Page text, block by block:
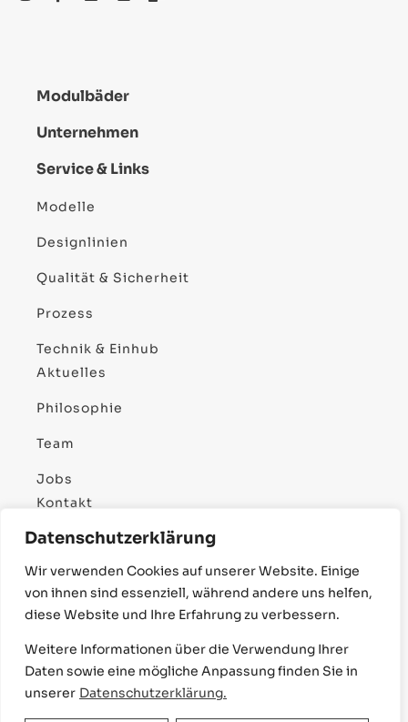
Datenschutzerklärung
Wir verwenden Cookies auf unserer Website. Einige
von ihnen sind essenziell, während andere uns helfen,
diese Website und Ihre Erfahrung zu verbessern.
Weitere Informationen über die Verwendung Ihrer
Daten sowie eine mögliche Anpassung finden Sie in
unserer Datenschutzerklärung.
Modulbäder
Unternehmen
Service & Links
Modelle
Designlinien
Qualität & Sicherheit
Prozess
Technik & Einhub
Aktuelles
Philosophie
Team
Jobs
Kontakt
Impressum
Datenschutz
Barrierefreiheitserklärung
© 2026 TJIKO.DE | ALLE RECHTE VORBEHALTEN.